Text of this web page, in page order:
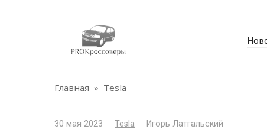
Главная » Tesla
30 мая 2023 Tesla Игорь Латгальский